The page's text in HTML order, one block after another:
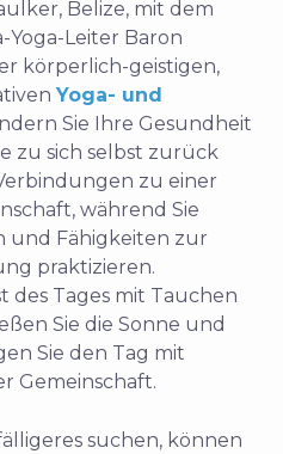
Belize, mit dem
Leiter Baron
körperlich-geistigen,
Yoga- und
Sie Ihre Gesundheit
zu sich selbst zurück
zu einer
während Sie
und Fähigkeiten zur
praktizieren.
des Tages mit Tauchen
Sie die Sonne und
Sie den Tag mit
Gemeinschaft.
suchen, können